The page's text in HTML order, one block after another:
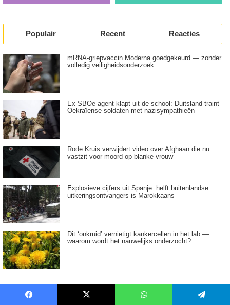
Populair Recent Reacties
mRNA-griepvaccin Moderna goedgekeurd — zonder
volledig veiligheidsonderzoek
Ex-SBOe-agent klapt uit de school: Duitsland traint
Oekraïense soldaten met nazisympathieën
Rode Kruis verwijdert video over Afghaan die nu
vastzit voor moord op blanke vrouw
Explosieve cijfers uit Spanje: helft buitenlandse
uitkeringsontvangers is Marokkaans
Dit ‘onkruid’ vernietigt kankercellen in het lab —
waarom wordt het nauwelijks onderzocht?
Tagwolk